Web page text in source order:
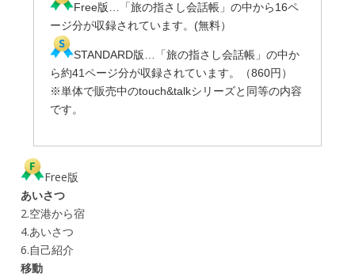
Free版…「旅の指さし会話帳」の中から16ペ
ージ分が収録されています。(無料）
STANDARD版…「旅の指さし会話帳」の中か
ら約41ページ分が収録されています。（860円）
※単体で販売中のtouch&talkシリーズと同等の内容
です。
Free版
あいさつ
2.空港から宿
4.あいさつ
6.自己紹介
移動